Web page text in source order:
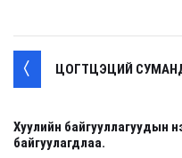
ЦОГТЦЭЦИЙ
Хуулийн байгууллагуудын
байгуулагдлаа.